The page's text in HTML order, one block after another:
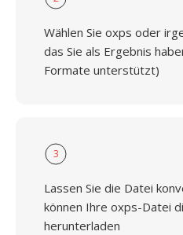
Wählen Sie oxps oder
das Sie als Ergebnis
Formate unterstützt)
3
Lassen Sie die Datei
können Ihre oxps-Datei
herunterladen